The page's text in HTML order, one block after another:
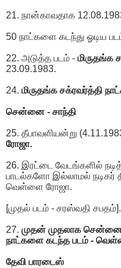
21. நான்காவதாக
50 நாட்களை கடந்து ஓடிய
22. அடுத்த படம் - மிருதங்க
23.09.1983.
24. மிருதங்க சக்ரவர்த்தி
சென்னை - சாந்தி
25. தீபாவளியன்று
ரோஜா.
26. இரட்டை வேடங்களில்
பாடல்களோ இல்லாமல் நடிகர்
வெள்ளை ரோஜா.
[முதல் படம் - சரஸ்வதி சபதம்].
27. முதன் முதலாக
நாட்களை கடந்த படம் -
தேவி பாரடைஸ்